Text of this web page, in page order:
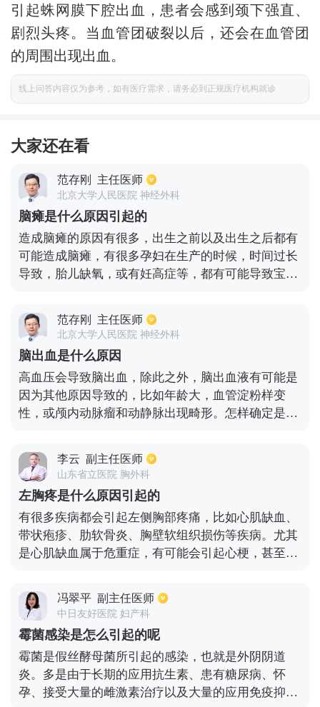
引起蛛网膜下腔出血，患者会感到颈下强直、
剧烈头疼。当血管团破裂以后，还会在血管团
的周围出现出血。
线上问答内容仅为参考，如有医疗需求，请务必到正规医疗机构就诊
大家还在看
范存刚 主任医师
北京大学人民医院 神经外科
脑瘫是什么原因引起的
造成脑瘫的原因有很多，出生之前以及出生之后都有
可能造成脑瘫，有很多孕妇在生产的时候，时间过长
导致，胎儿缺氧，或有妊高症等，都有可能导致宝宝
脑器官发育，也会造成一定影响，甚至会出现脑损
伤。还有部分婴儿在出生后，有新生儿感染，肺炎，
高胆红素血症，颅内出血等也会造成脑损伤。高龄产
妇很容易导致染色体基因突变，以上介绍这些情况一
定要格外注意。
范存刚 主任医师
北京大学人民医院 神经外科
脑出血是什么原因
高血压会导致脑出血，除此之外，脑出血液有可能是
因为其他原因导致的，比如年龄大，血管淀粉样变
性，或颅内动脉瘤和动静脉出现畸形。怎样确定是哪
MIA成像以及血管造影等都可以检查出原因，如果患
有高血压，平时一定要时刻监测血压，做好预防和控
制。
李云 副主任医师
山东省立医院 胸外科
左胸疼是什么原因引起的
有很多疾病都会引起左侧胸部疼痛，比如心肌缺血、
带状疱疹、肋软骨炎、胸壁软组织损伤等疾病。尤其
是心肌缺血属于危重症，有可能会引起心梗，甚至造
疼痛，特别是中老年患者，心梗的可能性就很大了，
建议及早到医院做个心电图检查，排除可能存在的心
肌缺血，以免延误病情。若是检查结果提示正常，心
脏没有较大的疾病，但是，发病期间没有明显的阳性
体征是不能排除心脏疾患的。
冯翠平 副主任医师
中日友好医院 妇产科
霉菌感染是怎么引起的呢
霉菌是假丝酵母菌所引起的感染，也就是外阴阴道
炎。多是由于长期的应用抗生素、患有糖尿病、怀
孕、接受大量的雌激素治疗以及大量的应用免疫抑制